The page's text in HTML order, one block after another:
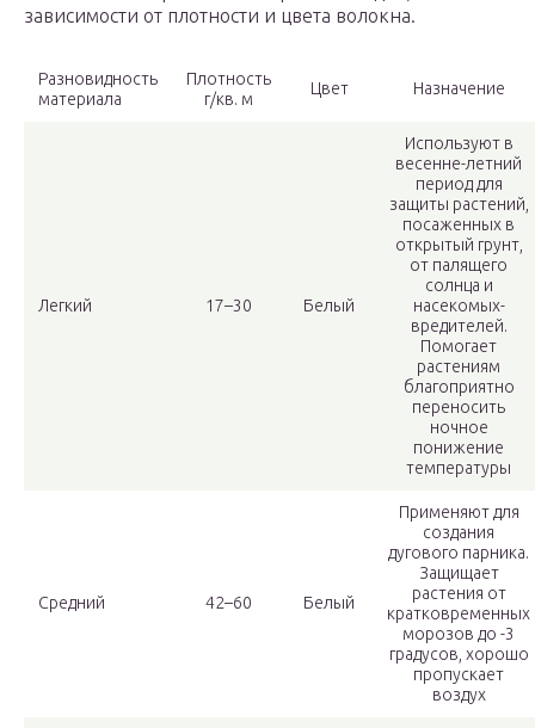
зависимости от плотности и цвета волокна.
Разновидность
материала
Плотность
г/кв. м
Цвет Назначение
Легкий 17–30 Белый
Используют в
весенне-летний
период для
защиты растений,
посаженных в
открытый грунт,
от палящего
солнца и
насекомых-
вредителей.
Помогает
растениям
благоприятно
переносить
ночное
понижение
температуры
Средний 42–60 Белый
Применяют для
создания
дугового парника.
Защищает
растения от
кратковременных
морозов до -3
градусов, хорошо
пропускает
воздух